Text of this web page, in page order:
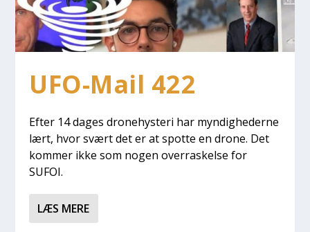
UFO-Mail 422
Efter 14 dages dro­ne­hyste­ri har myn­dig­he­der­ne
lært, hvor svært det er at spot­te en dro­ne. Det
kom­mer ikke som nogen over­ra­skel­se for
SUFOI.
LÆS MERE